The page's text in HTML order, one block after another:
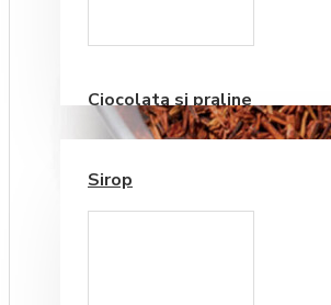
Ciocolata si praline
SIROP / TOPPING
Sirop